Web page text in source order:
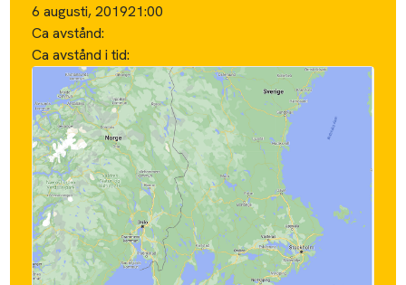
6 augusti, 201921:00
Ca avstånd:
Ca avstånd i tid: